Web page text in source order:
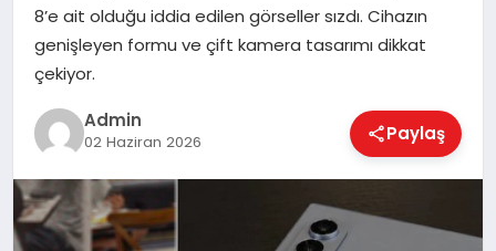
EKONOMI
MAGAZIN
SAĞLIK
8’e ait olduğu iddia edilen görseller sızdı. Cihazın
genişleyen formu ve çift kamera tasarımı dikkat
çekiyor.
Admin
02 Haziran 2026 Paylaş